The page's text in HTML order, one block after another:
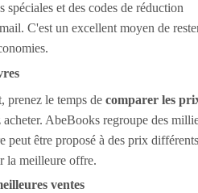
et des codes de réduction
C'est un excellent moyen de
prenez le temps de comparer les
AbeBooks regroupe des
peut être proposé à des prix
la meilleure offre.
ventes